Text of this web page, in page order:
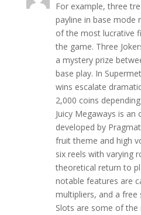
For example, three
payline in base mode
of the most lucrative
the game. Three
a mystery prize
base play. In
wins escalate
2,000 coins
Juicy Megaways is an
developed by
fruit theme and high
six reels with varying
theoretical return to
notable features are
multipliers, and a free
Slots are some of